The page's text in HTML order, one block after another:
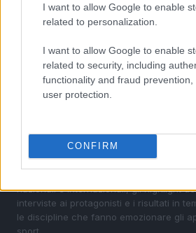
I want to allow Google to enable
related to personalization.
I want to allow Google to enable
related to security, including
functionality and fraud
user protection.
CONFIRM
Pellegrini? Lo stipendio
Sportmagazine: notizie,
calcio, basket, tennis, ciclismo, motori,
nazionali e internazionali, gli highlight
interviste ai protagonisti e i risultati in
le discipline che fanno emozionare gli